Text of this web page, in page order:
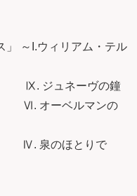
～I.ウィリアム・テル
ヴの鐘
マンの
りで